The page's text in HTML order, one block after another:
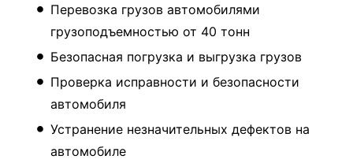
Перевозка грузов автомобилями
грузоподъемностью от 40 тонн
Безопасная погрузка и выгрузка грузов
Проверка исправности и безопасности
автомобиля
Устранение незначительных дефектов на
автомобиле